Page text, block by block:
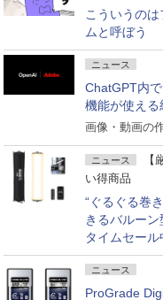
こういうの
ムと呼ぼう
ニュース
ChatGPT内
機能が使える
画像・動画の
ニュース
【
い得商品
“ぐるぐる巻
きるバルー
タイムセール
ニュース
ProGrade